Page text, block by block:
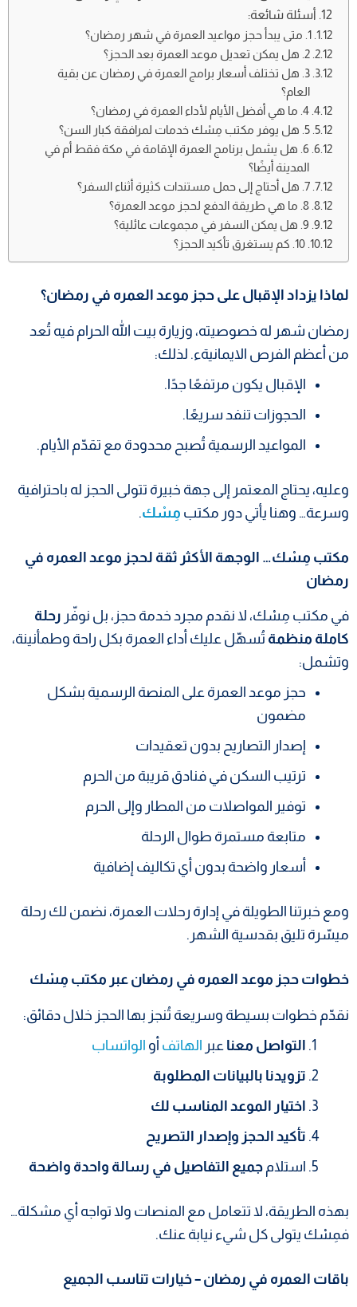
أسئلة شائعة:
1. متى يبدأ حجز مواعيد العمرة في شهر رمضان؟
2. هل يمكن تعديل موعد العمرة بعد الحجز؟
3. هل تختلف أسعار برامج العمرة في رمضان عن بقية
العام؟
4. ما هي أفضل الأيام لأداء العمرة في رمضان؟
5. هل يوفر مكتب مِسْك خدمات لمرافقة كبار السن؟
6. هل يشمل برنامج العمرة الإقامة في مكة فقط أم في
المدينة أيضًا؟
7. هل أحتاج إلى حمل مستندات كثيرة أثناء السفر؟
8. ما هي طريقة الدفع لحجز موعد العمرة؟
9. هل يمكن السفر في مجموعات عائلية؟
10. كم يستغرق تأكيد الحجز؟
لماذا يزداد الإقبال على حجز موعد العمره في رمضان؟
رمضان شهر له خصوصيته، وزيارة بيت الله الحرام فيه تُعد
من أعظم الفرص الايمانيةء. لذلك:
الإقبال يكون مرتفعًا جدًا.
الحجوزات تنفد سريعًا.
المواعيد الرسمية تُصبح محدودة مع تقدّم الأيام.
وعليه، يحتاج المعتمر إلى جهة خبيرة تتولى الحجز له باحترافية
وسرعة… وهنا يأتي دور مكتب مِسْك.
مكتب مِسْك… الوجهة الأكثر ثقة لحجز موعد العمره في
رمضان
في مكتب مِسْك، لا نقدم مجرد خدمة حجز، بل نوفّر رحلة
كاملة منظمة تُسهّل عليك أداء العمرة بكل راحة وطمأنينة،
وتشمل:
حجز موعد العمرة على المنصة الرسمية بشكل
مضمون
إصدار التصاريح بدون تعقيدات
ترتيب السكن في فنادق قريبة من الحرم
توفير المواصلات من المطار وإلى الحرم
متابعة مستمرة طوال الرحلة
أسعار واضحة بدون أي تكاليف إضافية
ومع خبرتنا الطويلة في إدارة رحلات العمرة، نضمن لك رحلة
ميسّرة تليق بقدسية الشهر.
خطوات حجز موعد العمره في رمضان عبر مكتب مِسْك
نقدّم خطوات بسيطة وسريعة تُنجز بها الحجز خلال دقائق:
التواصل معنا عبر الهاتف أو الواتساب
تزويدنا بالبيانات المطلوبة
اختيار الموعد المناسب لك
تأكيد الحجز وإصدار التصريح
استلام جميع التفاصيل في رسالة واحدة واضحة
بهذه الطريقة، لا تتعامل مع المنصات ولا تواجه أي مشكلة…
فمِسْك يتولى كل شيء نيابة عنك.
باقات العمره في رمضان – خيارات تناسب الجميع